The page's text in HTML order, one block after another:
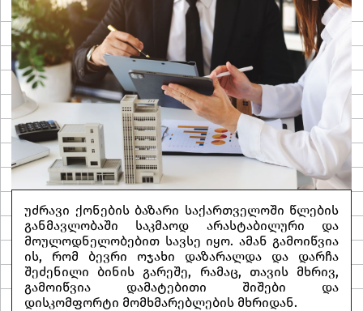
უძრავი ქონების ბაზარი საქართველოში წლების
განმავლობაში საკმაოდ არასტაბილური და
მოულოდნელობებით სავსე იყო. ამან გამოიწვია
ის, რომ ბევრი ოჯახი დაზარალდა და დარჩა
შეძენილი ბინის გარეშე, რამაც, თავის მხრივ,
გამოიწვია დამატებითი შიშები და
დისკომფორტი მომხმარებლების მხრიდან.